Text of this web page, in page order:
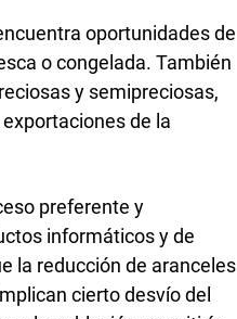
oportunidades de
o congelada. También
y semipreciosas,
de la
preferente y
informáticos y de
la reducción de aranceles
cierto desvío del